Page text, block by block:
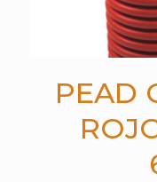
PEAD